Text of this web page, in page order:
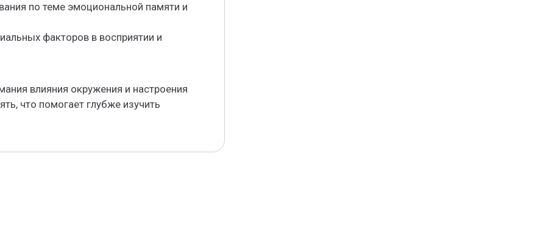
по теме эмоциональной памяти и
факторов в восприятии и
влияния окружения и настроения
что помогает глубже изучить